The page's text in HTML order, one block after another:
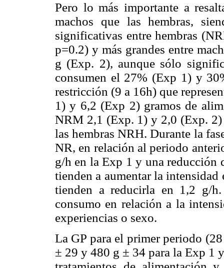
Pero lo más importante a
machos que las hembras,
significativas entre hembras
p=0.2) y más grandes entre
g (Exp. 2), aunque sólo
consumen el 27% (Exp 1) y
restricción (9 a 16h) que
1) y 6,2 (Exp 2) gramos de
NRM 2,1 (Exp. 1) y 2,0 (Exp.
las hembras NRH. Durante la
NR, en relación al periodo
g/h en la Exp 1 y una reducción
tienden a aumentar la
tienden a reducirla en 1,2 g/
consumo en relación a la
experiencias o sexo.
La GP para el primer periodo
± 29 y 480 g ± 34 para la Exp 1